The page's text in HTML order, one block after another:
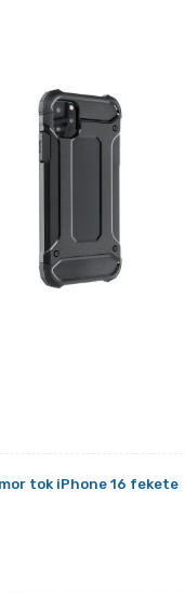
tok iPhone 16 fekete